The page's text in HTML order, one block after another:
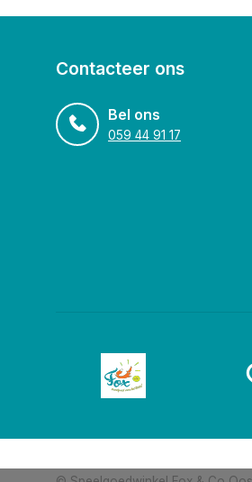
Contacteer ons
Bel ons
059 44 91 17